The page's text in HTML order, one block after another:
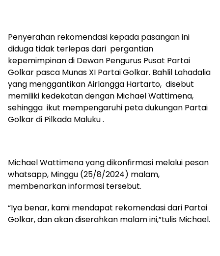
Penyerahan rekomendasi kepada pasangan ini
diduga tidak terlepas dari pergantian
kepemimpinan di Dewan Pengurus Pusat Partai
Golkar pasca Munas XI Partai Golkar. Bahlil Lahadalia
yang menggantikan Airlangga Hartarto, disebut
memiliki kedekatan dengan Michael Wattimena,
sehingga ikut mempengaruhi peta dukungan Partai
Golkar di Pilkada Maluku .
Michael Wattimena yang dikonfirmasi melalui pesan
whatsapp, Minggu (25/8/2024) malam,
membenarkan informasi tersebut.
“Iya benar, kami mendapat rekomendasi dari Partai
Golkar, dan akan diserahkan malam ini,”tulis Michael.